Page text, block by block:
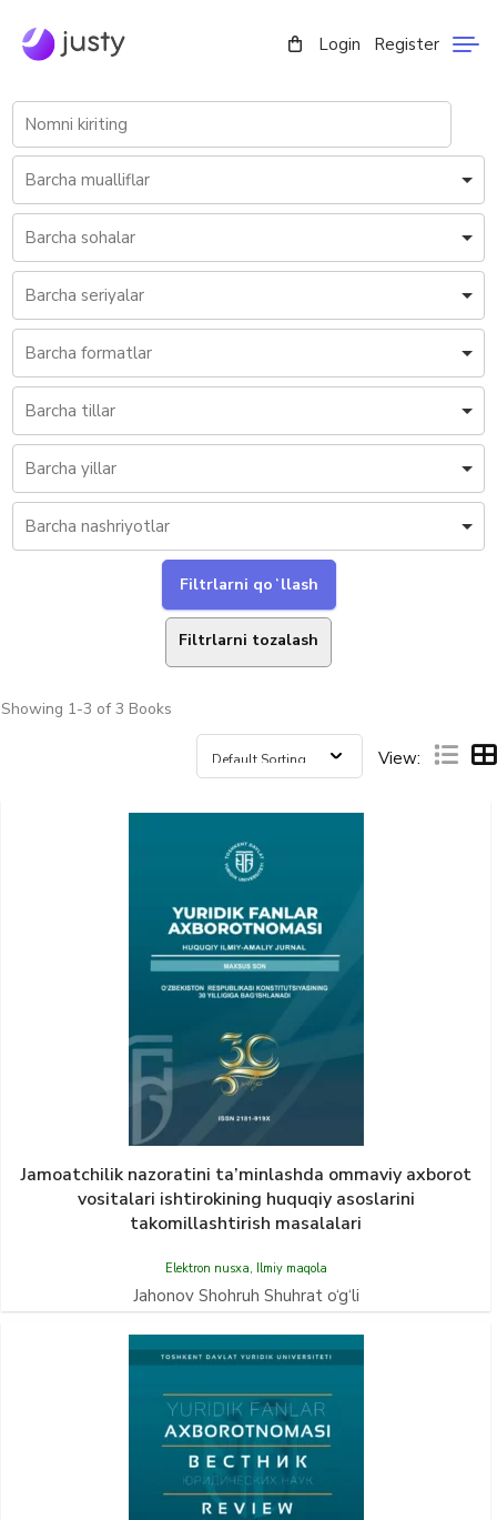
Login Register
Filtrlarni tozalash
Showing 1-3 of 3 Books
View:
Jamoatchilik nazoratini ta’minlashda ommaviy axborot
vositalari ishtirokining huquqiy asoslarini
takomillashtirish masalalari
Elektron nusxa, Ilmiy maqola
Jahonov Shohruh Shuhrat o‘g‘li